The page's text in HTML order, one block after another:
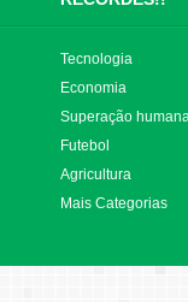
Tecnologia
Economia
Superação
Futebol
Agricultura
Mais Categorias